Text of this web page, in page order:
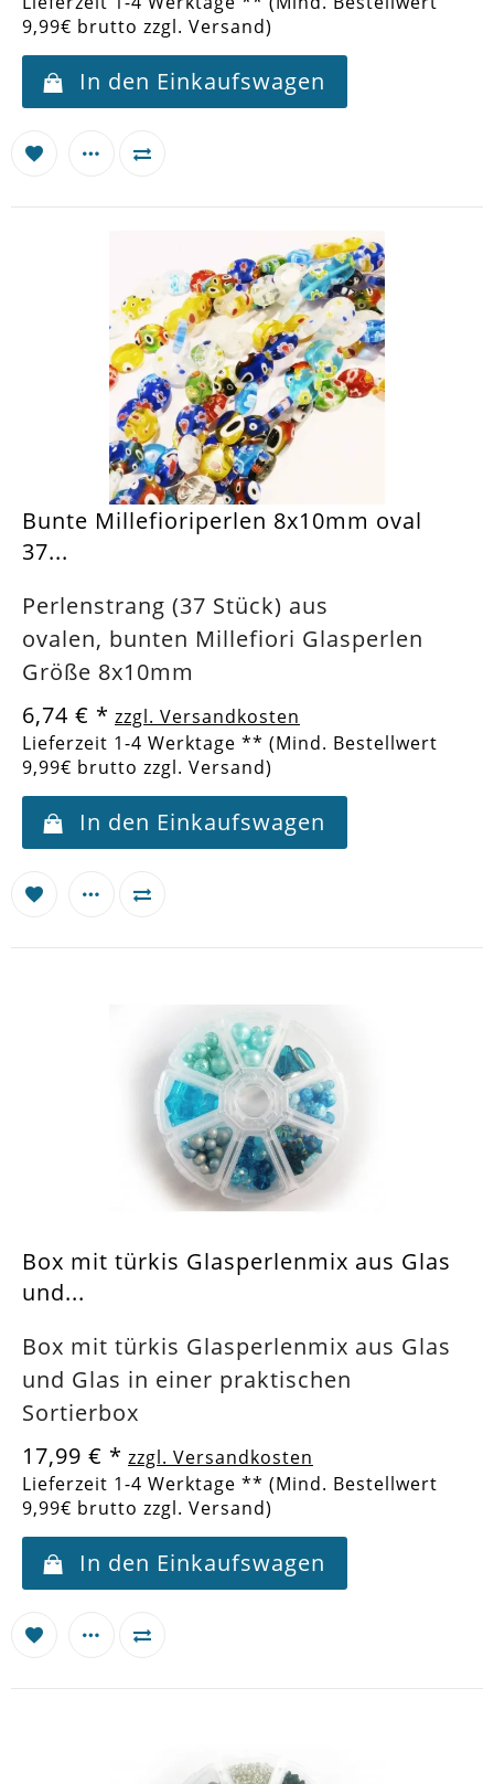
9,99€ brutto zzgl. Versand)
In den Einkaufswagen
Bunte Millefioriperlen 8x10mm oval
37...
Perlenstrang (37 Stück) aus
ovalen, bunten Millefiori Glasperlen
Größe 8x10mm
6,74 € * zzgl. Versandkosten
Lieferzeit 1-4 Werktage ** (Mind. Bestellwert
9,99€ brutto zzgl. Versand)
In den Einkaufswagen
Box mit türkis Glasperlenmix aus Glas
und...
Box mit türkis Glasperlenmix aus Glas
und Glas in einer praktischen
Sortierbox
17,99 € * zzgl. Versandkosten
Lieferzeit 1-4 Werktage ** (Mind. Bestellwert
9,99€ brutto zzgl. Versand)
In den Einkaufswagen